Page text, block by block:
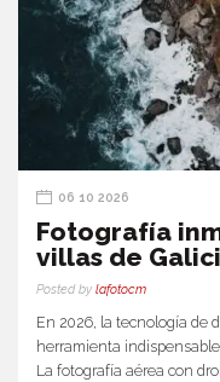
06 10 2026
Fotografía
villas de
Posted by lafotocm
En 2026, la tecnología de
herramienta
La fotografía aérea con